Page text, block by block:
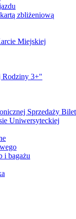
zbliżeniową
Miejskiej
Rodziny 3+"
Sprzedaży
Uniwersyteckiej
i bagażu